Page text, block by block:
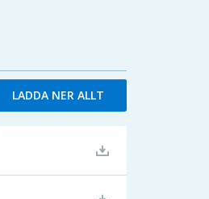
LADDA NER ALLT